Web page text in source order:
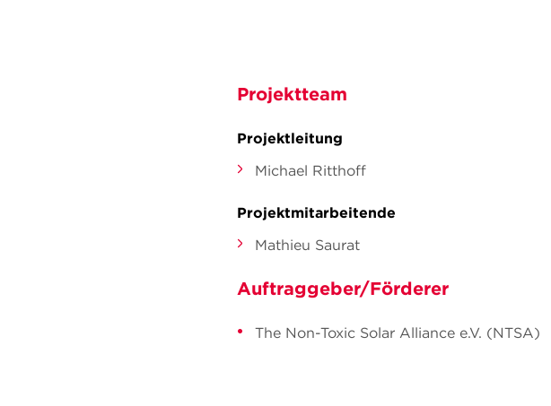
Projektteam
Projektleitung
Michael Ritthoff
Projektmitarbeitende
Mathieu Saurat
Auftraggeber/Förderer
The Non-Toxic Solar Alliance e.V. (NTSA)